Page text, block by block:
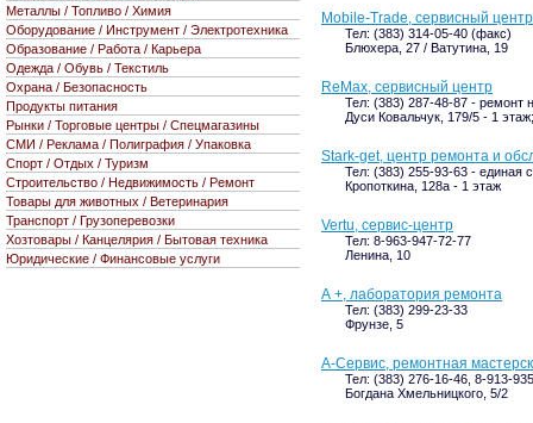
Mobile-Trade, сервисный центр
Тел: (383) 314-05-40 (факс)
Блюхера, 27 / Ватутина, 19
ReMax, сервисный центр
Тел: (383) 287-48-87 - ремонт
Дуси Ковальчук, 179/5 - 1
Stark-get, центр ремонта и
Тел: (383) 255-93-63 - единая
Кропоткина, 128а - 1 этаж
Vertu, сервис-центр
Тел: 8-963-947-72-77
Ленина, 10
А +, лаборатория ремонта
Тел: (383) 299-23-33
Фрунзе, 5
А-Сервис, ремонтная
Тел: (383) 276-16-46, 8-913-
Богдана Хмельницкого, 5/2
Металлы / Топливо / Химия
Оборудование / Инструмент / Электротехника
Образование / Работа / Карьера
Одежда / Обувь / Текстиль
Охрана / Безопасность
Продукты питания
Рынки / Торговые центры / Спецмагазины
СМИ / Реклама / Полиграфия / Упаковка
Спорт / Отдых / Туризм
Строительство / Недвижимость / Ремонт
Товары для животных / Ветеринария
Транспорт / Грузоперевозки
Хозтовары / Канцелярия / Бытовая техника
Юридические / Финансовые услуги